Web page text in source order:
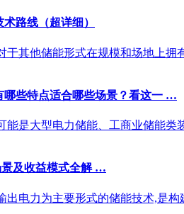
路线（超详细）
于其他储能形式在规模和场地上
哪些特点适合哪些场景？看这一 …
能是大型电力储能、工商业储能
及收益模式全解 …
电力为主要形式的储能技术,是